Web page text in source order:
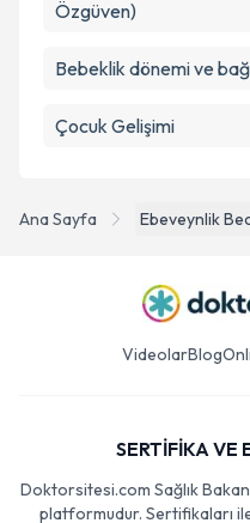
Ana Sayfa Ebeveynlik
Özgüven)
Bebeklik dönemi ve
Çocuk Gelişimi
VideolarBlog
SERTİFİKA VE
Doktorsitesi.com Sağlık
platformudur. Sertifikaları